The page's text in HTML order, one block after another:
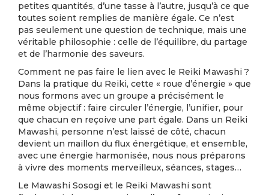
petites quantités, d’une tasse à l’autre, jusqu’à ce que
toutes soient remplies de manière égale. Ce n’est
pas seulement une question de technique, mais une
véritable philosophie : celle de l’équilibre, du partage
et de l’harmonie des saveurs.
Comment ne pas faire le lien avec le Reiki Mawashi ?
Dans la pratique du Reiki, cette « roue d’énergie » que
nous formons avec un groupe a précisément le
même objectif : faire circuler l’énergie, l’unifier, pour
que chacun en reçoive une part égale. Dans un Reiki
Mawashi, personne n’est laissé de côté, chacun
devient un maillon du flux énergétique, et ensemble,
avec une énergie harmonisée, nous nous préparons
à vivre des moments merveilleux, séances, stages…
Le Mawashi Sosogi et le Reiki Mawashi sont